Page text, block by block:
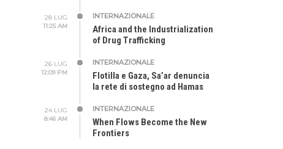
28 LUG
11:25 AM
INTERNAZIONALE
Africa and the Industrialization
of Drug Trafficking
26 LUG
12:09 PM
INTERNAZIONALE
Flotilla e Gaza, Sa’ar denuncia
la rete di sostegno ad Hamas
24 LUG
8:46 AM
INTERNAZIONALE
When Flows Become the New
Frontiers